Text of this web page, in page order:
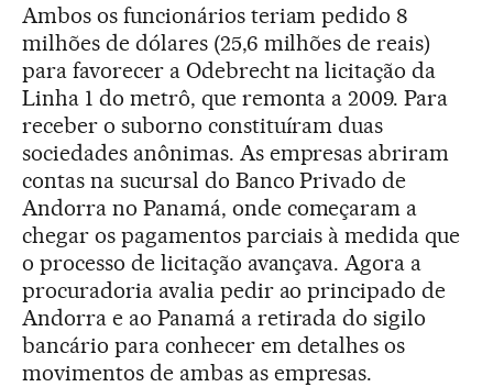
Ambos os funcionários teriam pedido 8
milhões de dólares (25,6 milhões de reais)
para favorecer a Odebrecht na licitação da
Linha 1 do metrô, que remonta a 2009. Para
receber o suborno constituíram duas
sociedades anônimas. As empresas abriram
contas na sucursal do Banco Privado de
Andorra no Panamá, onde começaram a
chegar os pagamentos parciais à medida que
o processo de licitação avançava. Agora a
procuradoria avalia pedir ao principado de
Andorra e ao Panamá a retirada do sigilo
bancário para conhecer em detalhes os
movimentos de ambas as empresas.